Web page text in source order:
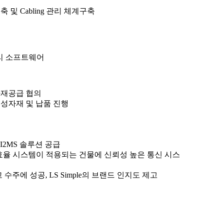
및 Cabling 관리 체계구축
소프트웨어
공급 협의
성자재 및 납품 진행
솔루션 공급
시스템이 적용되는 건물에 신뢰성 높은 통신 시스
주에 성공, LS Simple의 브랜드 인지도 제고